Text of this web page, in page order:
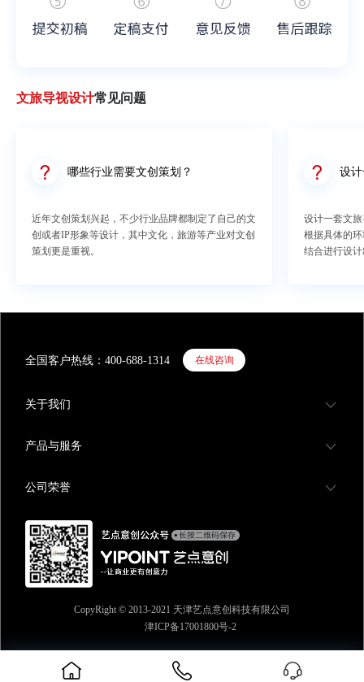
文旅导视设计常见问题
哪些行业需要文创策划？
近年文创策划兴起，不少行业品牌都制定了自己的文
创或者IP形象等设计，其中文化，旅游等产业对文创
策划更是重视。
设
设计一套文
根据具体的
结合进行设
定着导示牌
合。4、导
全国客户热线：400-688-1314 在线咨询
关于我们
产品与服务
公司荣誉
CopyRight © 2013-2021 天津艺点意创科技有限公司
津ICP备17001800号-2